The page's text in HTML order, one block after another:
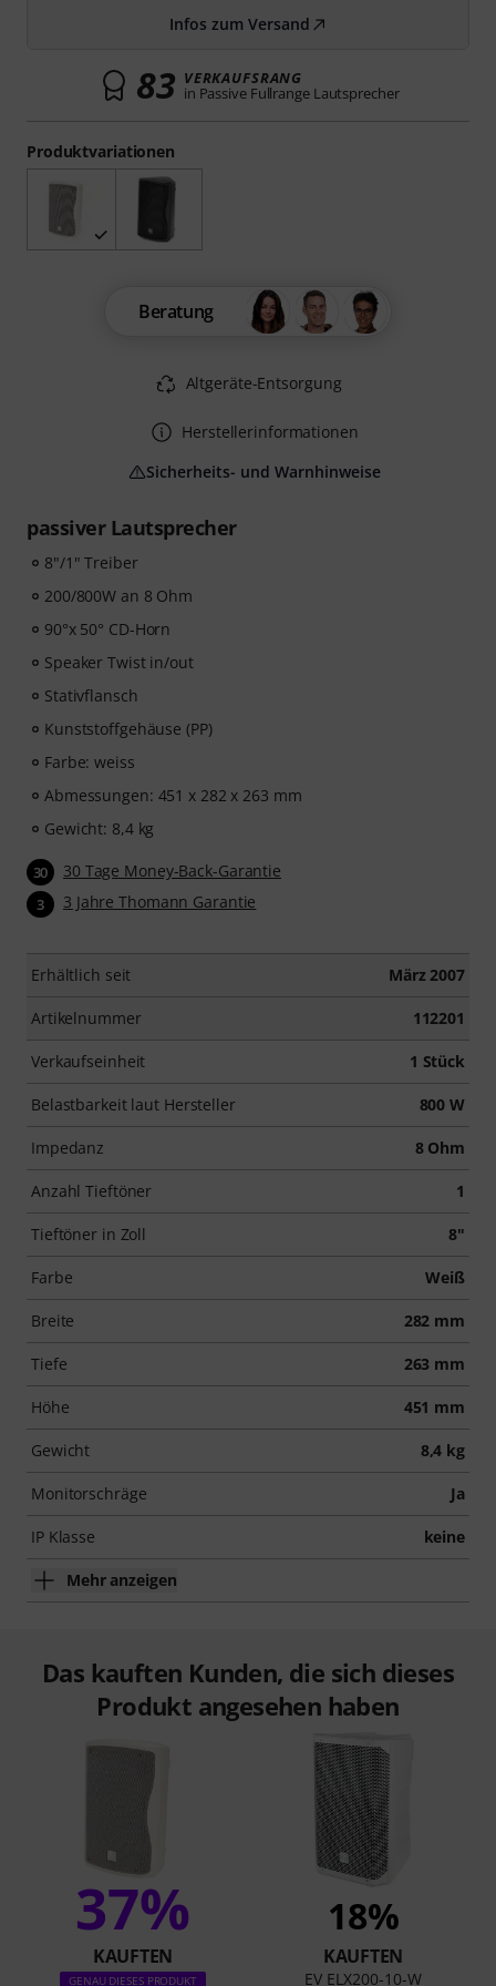
passiver Lautsprecher
8"/1" Treiber
200/800W an 8 Ohm
90°x 50° CD-Horn
Speaker Twist in/out
Stativflansch
Kunststoffgehäuse (PP)
Farbe: weiss
Abmessungen: 451 x 282 x 263 mm
Gewicht: 8,4 kg
30 30 Tage Money-Back-Garantie
3 3 Jahre Thomann Garantie
Erhältlich seit März 2007
Artikelnummer 112201
Verkaufseinheit 1 Stück
Belastbarkeit laut Hersteller 800 W
Impedanz 8 Ohm
Anzahl Tieftöner 1
Tieftöner in Zoll 8"
Farbe Weiß
Breite 282 mm
Tiefe 263 mm
Höhe 451 mm
Gewicht 8,4 kg
Monitorschräge Ja
IP Klasse keine
Mehr anzeigen
Produktvariationen
Infos zum Versand
83 VERKAUFSRANG
in Passive Fullrange Lautsprecher
Beratung
Altgeräte-Entsorgung
Herstellerinformationen
Sicherheits- und Warnhinweise
Das kauften Kunden, die sich dieses
Produkt angesehen haben
37%
KAUFTEN
GENAU DIESES PRODUKT
18%
KAUFTEN
EV ELX200-10-W